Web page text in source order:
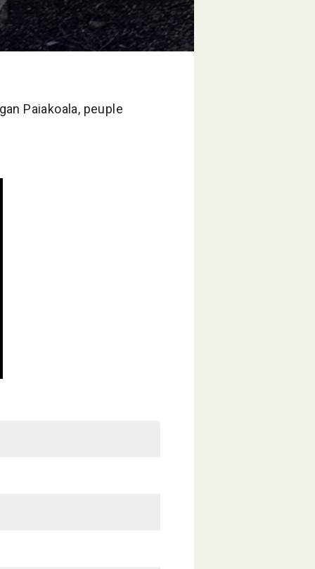
Paiakoala, peuple